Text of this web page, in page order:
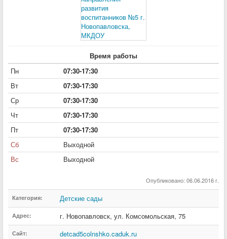
Время работы
Пн
07:30-17:30
Вт
07:30-17:30
Ср
07:30-17:30
Чт
07:30-17:30
Пт
07:30-17:30
Сб
Выходной
Вс
Выходной
Опубликовано: 06.06.2016 г.
Категория: Детские сады
Адрес: г. Новопавловск, ул. Комсомольская, 75
Сайт: detcad5colnshko.caduk.ru